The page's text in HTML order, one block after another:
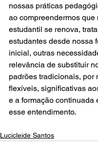
nossas práticas
ao compreendermos
estudantil se renova,
estudantes desde nossa
inicial, outras
relevância de substituir
padrões tradicionais, por
flexíveis, significativas
e a formação continuada
esse entendimento.
Lucicleide Santos